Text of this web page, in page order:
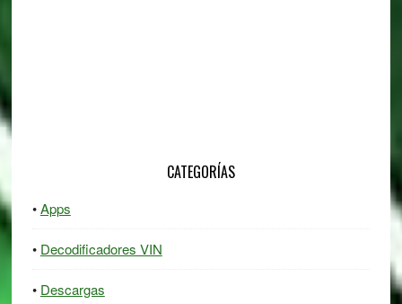
CATEGORÍAS
Apps
Decodificadores VIN
Descargas